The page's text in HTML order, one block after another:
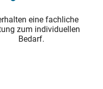
eine fachliche
zum individuellen
Bedarf.